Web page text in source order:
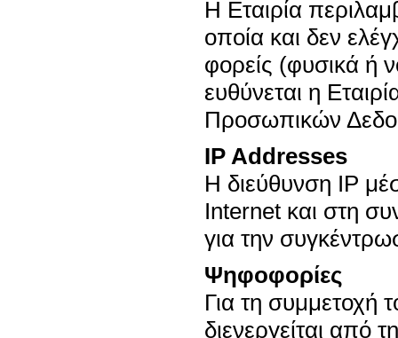
Η Εταιρία
οποία και δεν
φορείς (φυσικά ή
ευθύνεται η
Προσωπικών
IP Addresses
H διεύθυνση IP
Internet και στη
για την
Ψηφοφορίες
Για τη συμμετοχή
διενεργείται από